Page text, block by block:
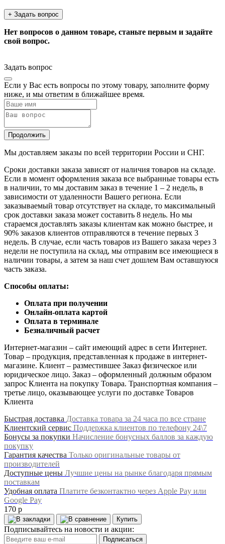
+ Задать вопрос
Нет вопросов о данном товаре, станьте первым и задайте
свой вопрос.
Задать вопрос
Если у Вас есть вопросы по этому товару, заполните форму
ниже, и мы ответим в ближайшее время.
Продолжить
Мы доставляем заказы по всей территории России и СНГ.
Сроки доставки заказа зависят от наличия товаров на складе.
Если в момент оформления заказа все выбранные товары есть
в наличии, то мы доставим заказ в течение 1 – 2 недель, в
зависимости от удаленности Вашего региона. Если
заказываемый товар отсутствует на складе, то максимальный
срок доставки заказа может составить 8 недель. Но мы
стараемся доставлять заказы клиентам как можно быстрее, и
90% заказов клиентов отправляются в течение первых 3
недель. В случае, если часть товаров из Вашего заказа через 3
недели не поступила на склад, мы отправим все имеющиеся в
наличии товары, а затем за наш счет дошлем Вам оставшуюся
часть заказа.
Способы оплаты:
Оплата при получении
Онлайн-оплата картой
Оплата в терминале
Безналичный расчет
Интернет-магазин – сайт имеющий адрес в сети Интернет.
Товар – продукция, представленная к продаже в интернет-
магазине. Клиент – разместившее Заказ физическое или
юридическое лицо. Заказ – оформленный должным образом
запрос Клиента на покупку Товара. Транспортная компания –
третье лицо, оказывающее услуги по доставке Товаров
Клиента
Быстрая доставка Доставка товара за 24 часа по все стране
Клиентский сервис Поддержка клиентов по телефону 24\7
Бонусы за покупки Начисление бонусных баллов за каждую
покупку
Гарантия качества Только оригинальные товары от
производителей
Доступные цены Лучшие цены на рынке благодаря прямым
поставкам
Удобная оплата Платите безконтактно через Apple Pay или
Google Pay
170 р
Купить
Подписывайтесь на новости и акции:
Подписаться